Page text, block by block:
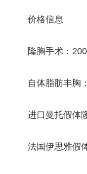
价格信息
隆胸手术：
自体脂肪丰胸
进口曼托假体
法国伊思雅假